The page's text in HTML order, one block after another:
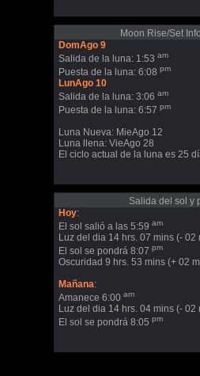
Moon Rise/Set
DomAgo 9
Salida de la luna: 1:53 am
Puesta de la luna: 6:08 pm
LunAgo 10
Salida de la luna: 3:06 am
Puesta de la luna: 6:57 pm
Luna Nueva: MieAgo 12
Luna llena: VieAgo 28
El ciclo actual de la luna es 25
Salida del sol y
Hoy:
El sol salió a las 5:59 am
Luz del dia 14 hrs. 07 mins (- 02
El sol se pondrá 8:07 pm
Oscuridad 9 hrs. 53 mins (+ 02
Mañana:
Amanece 6:00 am
Luz del dia 14 hrs. 04 mins (- 02
El sol se pondrá 8:05 pm